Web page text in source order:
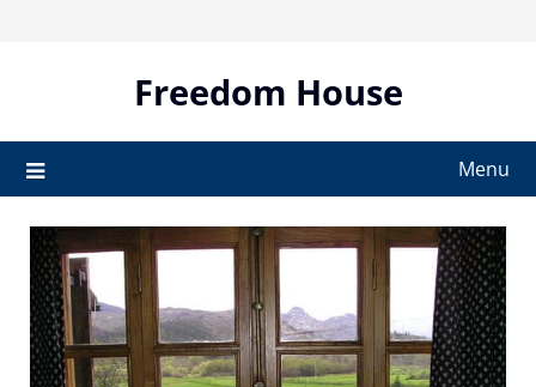
Freedom House
Menu